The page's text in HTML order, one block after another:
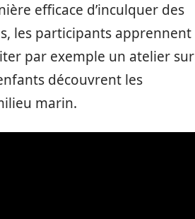
efficace d’inculquer des
les participants apprennent
par exemple un atelier sur
découvrent les
marin.